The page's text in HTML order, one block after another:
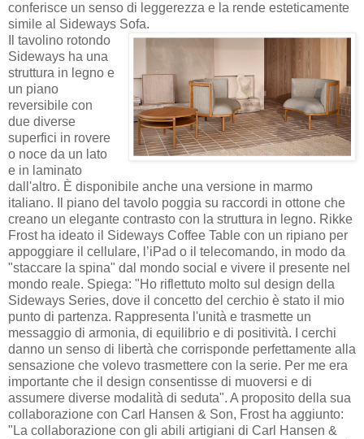
conferisce un senso di leggerezza e la rende esteticamente
simile al Sideways Sofa.
Il tavolino rotondo
Sideways ha una
struttura in legno e
un piano
reversibile con
due diverse
superfici in rovere
o noce da un lato
e in laminato
dall'altro. È disponibile anche una versione in marmo
italiano. Il piano del tavolo poggia su raccordi in ottone che
creano un elegante contrasto con la struttura in legno. Rikke
Frost ha ideato il Sideways Coffee Table con un ripiano per
appoggiare il cellulare, l’iPad o il telecomando, in modo da
"staccare la spina" dal mondo social e vivere il presente nel
mondo reale. Spiega: "Ho riflettuto molto sul design della
Sideways Series, dove il concetto del cerchio è stato il mio
punto di partenza. Rappresenta l'unità e trasmette un
messaggio di armonia, di equilibrio e di positività. I cerchi
danno un senso di libertà che corrisponde perfettamente alla
sensazione che volevo trasmettere con la serie. Per me era
importante che il design consentisse di muoversi e di
assumere diverse modalità di seduta". A proposito della sua
collaborazione con Carl Hansen & Son, Frost ha aggiunto:
"La collaborazione con gli abili artigiani di Carl Hansen &